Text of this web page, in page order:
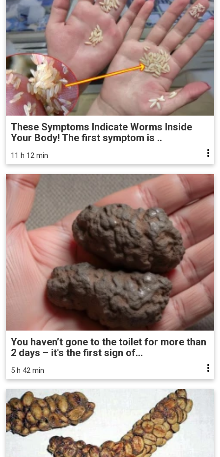
These Symptoms Indicate Worms Inside
Your Body! The first symptom is ..
11 h 12 min
You haven’t gone to the toilet for more than
2 days – it's the first sign of...
5 h 42 min